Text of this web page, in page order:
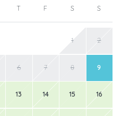
T F S S
1 2
6 7 8 9
13 14 15 16